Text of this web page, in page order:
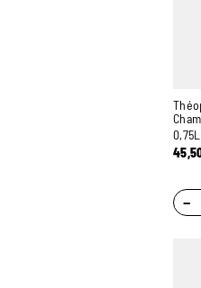
0,75L
−